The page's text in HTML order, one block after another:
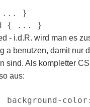
... }
- i.d.R. wird man es
a benutzen, damit nur
sind. Als kompletter
aus: